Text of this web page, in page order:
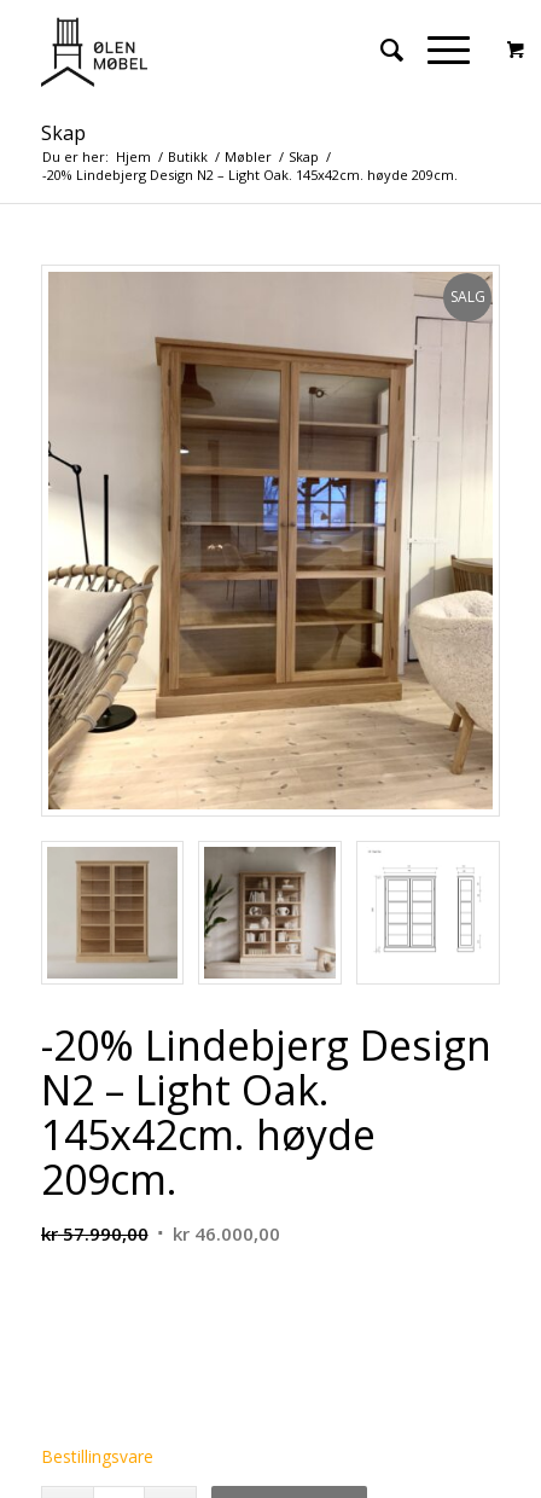
Skap
Du er her: Hjem / Butikk / Møbler / Skap /
-20% Lindebjerg Design N2 – Light Oak. 145x42cm. høyde 209cm.
SALG
-20% Lindebjerg Design
N2 – Light Oak.
145x42cm. høyde
209cm.
kr57.990,00 Opprinnelig
kr46.000,00Nåværende
Bestillingsvare